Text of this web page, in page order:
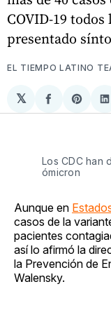
COVID-19
presentado
EL TIEMPO LATINO
𝕏
Compartir
en
Share
on
Los CDC han
ómicron
Aunque en
casos de la
pacientes
así lo afirmó la
la Prevención de
Walensky.